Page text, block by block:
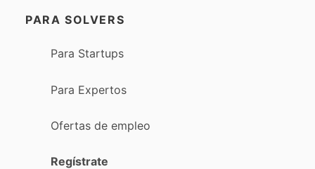
PARA SOLVERS
Para Startups
Para Expertos
Ofertas de empleo
Regístrate